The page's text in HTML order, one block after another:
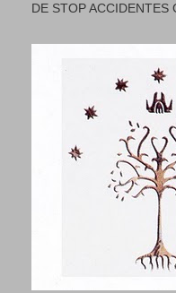
DE STOP ACCIDENTES